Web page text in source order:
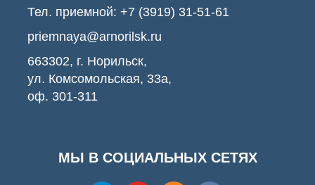
Тел. приемной: +7 (3919) 31-51-61
priemnaya@arnorilsk.ru
663302, г. Норильск,
ул. Комсомольская, 33а,
оф. 301-311
МЫ В СОЦИАЛЬНЫХ СЕТЯХ